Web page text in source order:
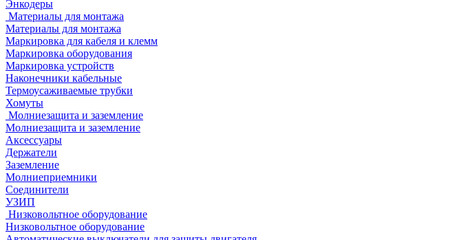
Энкодеры
Материалы для монтажа
Материалы для монтажа
Маркировка для кабеля и клемм
Маркировка оборудования
Маркировка устройств
Наконечники кабельные
Термоусаживаемые трубки
Хомуты
Молниезащита и заземление
Молниезащита и заземление
Аксессуары
Держатели
Заземление
Молниеприемники
Соединители
УЗИП
Низковольтное оборудование
Низковольтное оборудование